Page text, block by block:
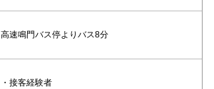
高速鳴門バス停よりバス8分
・接客経験者